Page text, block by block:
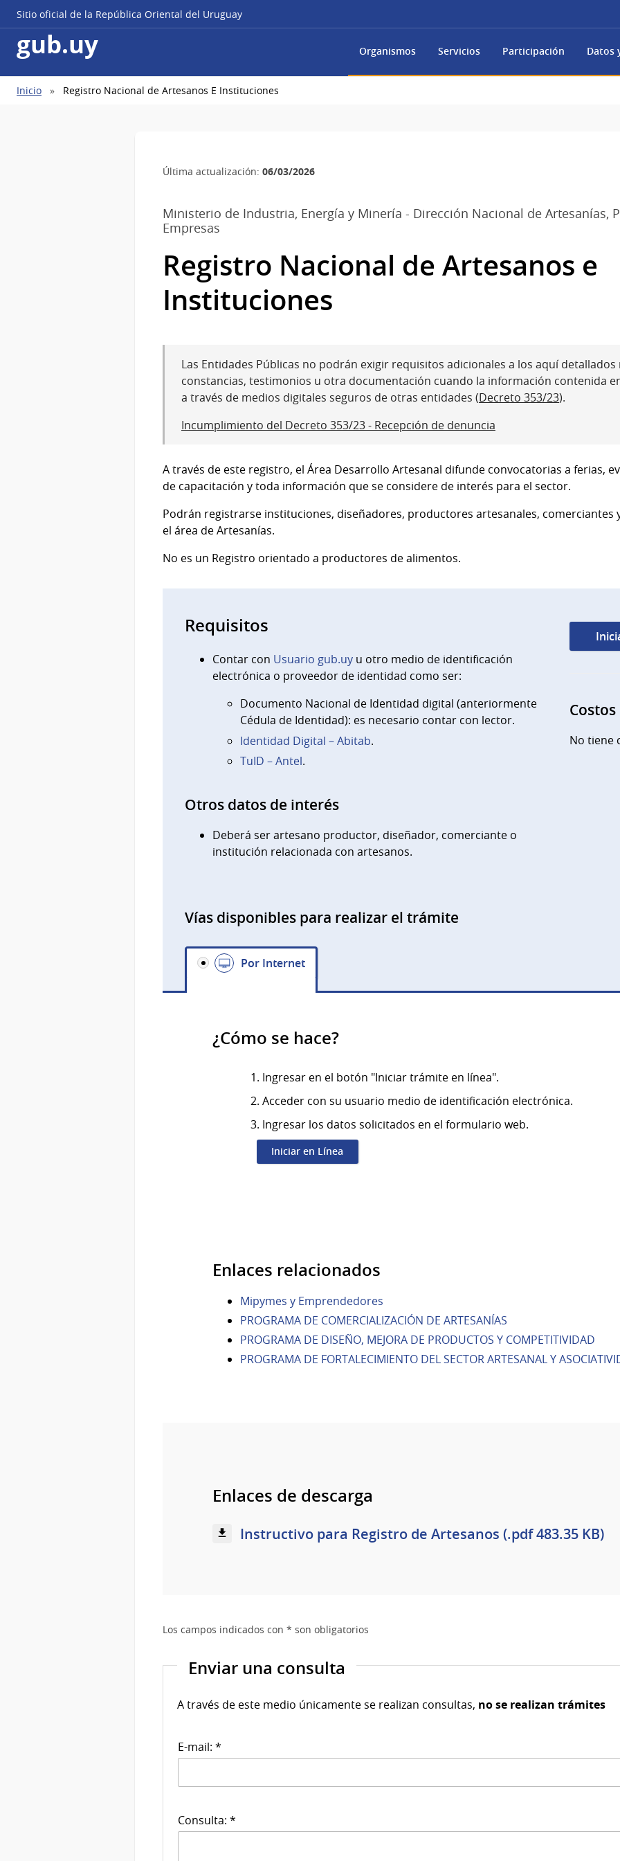
Sitio oficial de la República Oriental del Uruguay
gub.uy Organismos Servicios Participación Datos
Ruta
Inicio Registro Nacional de Artesanos E Instituciones
Última actualización: 06/03/2026
Ministerio de Industria, Energía y Minería - Dirección Nacional de Artesanías,
Empresas
Registro Nacional de Artesanos e
Instituciones
Las Entidades Públicas no podrán exigir requisitos adicionales a los aquí
constancias, testimonios u otra documentación cuando la información contenida
a través de medios digitales seguros de otras entidades (Decreto 353/23).
Incumplimiento del Decreto 353/23 - Recepción de denuncia
A través de este registro, el Área Desarrollo Artesanal difunde convocatorias a ferias,
de capacitación y toda información que se considere de interés para el sector.
Podrán registrarse instituciones, diseñadores, productores artesanales, comerciantes
el área de Artesanías.
No es un Registro orientado a productores de alimentos.
Requisitos
Contar con Usuario gub.uy u otro medio de identificación
electrónica o proveedor de identidad como ser:
Documento Nacional de Identidad digital (anteriormente
Cédula de Identidad): es necesario contar con lector.
Identidad Digital – Abitab.
TuID – Antel.
Otros datos de interés
Deberá ser artesano productor, diseñador, comerciante o
institución relacionada con artesanos.
Costos
No tiene
Vías disponibles para realizar el trámite
Por Internet
¿Cómo se hace?
Ingresar en el botón "Iniciar trámite en línea".
Acceder con su usuario medio de identificación electrónica.
Ingresar los datos solicitados en el formulario web.
Iniciar en Línea
Enlaces relacionados
Mipymes y Emprendedores
PROGRAMA DE COMERCIALIZACIÓN DE ARTESANÍAS
PROGRAMA DE DISEÑO, MEJORA DE PRODUCTOS Y COMPETITIVIDAD
PROGRAMA DE FORTALECIMIENTO DEL SECTOR ARTESANAL Y
Enlaces de descarga
Instructivo para Registro de Artesanos (.pdf 483.35 KB)
Los campos indicados con * son obligatorios
Enviar una consulta
A través de este medio únicamente se realizan consultas, no se realizan trámites
E-mail: *
Consulta: *